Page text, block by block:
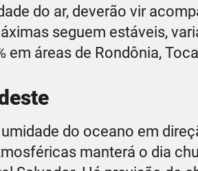
do ar, deverão vir
seguem estáveis,
em áreas de Rondônia,
do oceano em
manterá o dia